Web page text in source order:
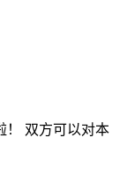
双方可以对本